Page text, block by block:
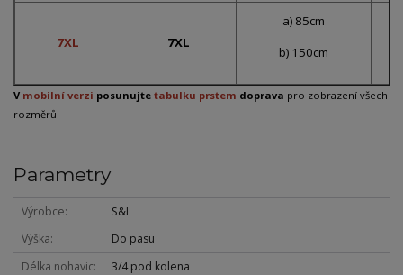
7XL 7XL
a) 85cm
b) 150cm
V mobilní verzi posunujte tabulku prstem doprava pro zobrazení všech
rozměrů!
Parametry
Výrobce
S&L
Výška
Do pasu
Délka nohavic
3/4 pod kolena